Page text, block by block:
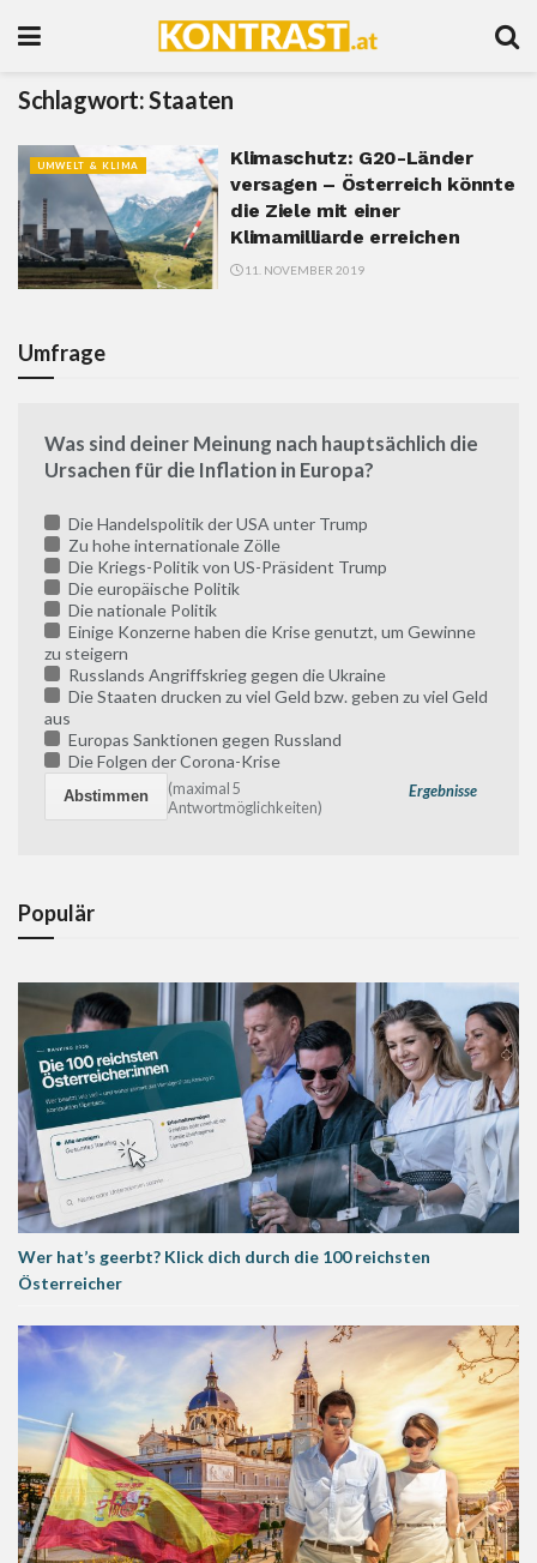
Schlagwort:Staaten
UMWELT & KLIMA
Klimaschutz: G20-Länder
versagen – Österreich könnte
die Ziele mit einer
Klimamilliarde erreichen
11. NOVEMBER 2019
Umfrage
Was sind deiner Meinung nach hauptsächlich die
Ursachen für die Inflation in Europa?
Die Handelspolitik der USA unter Trump
Zu hohe internationale Zölle
Die Kriegs-Politik von US-Präsident Trump
Die europäische Politik
Die nationale Politik
Einige Konzerne haben die Krise genutzt, um Gewinne
zu steigern
Russlands Angriffskrieg gegen die Ukraine
Die Staaten drucken zu viel Geld bzw. geben zu viel Geld
aus
Europas Sanktionen gegen Russland
Die Folgen der Corona-Krise
Ergebnisse
(maximal 5
Antwortmöglichkeiten)
Populär
Wer hat’s geerbt? Klick dich durch die 100 reichsten
Österreicher